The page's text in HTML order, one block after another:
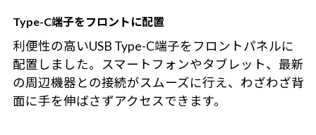
Type-C端子をフロントに配置
利便性の高いUSB Type-C端子をフロントパネルに
配置しました。スマートフォンやタブレット、最新
の周辺機器との接続がスムーズに行え、わざわざ背
面に手を伸ばさずアクセスできます。